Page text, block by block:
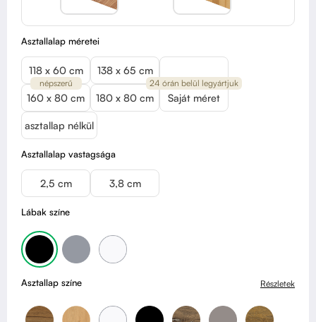
Lábak színe
Asztallalap vastagsága
2,5 cm 3,8 cm
Asztallalap méretei
118 x 60 cm 138 x 65 cm
160 x 80 cm
népszerű
180 x 80 cm Saját méret
24 órán belül legyártjuk
asztallap nélkül
Asztallap színe Részletek